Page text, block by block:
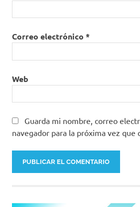
Correo electrónico *
Web
Guarda mi nombre, correo
navegador para la próxima vez que